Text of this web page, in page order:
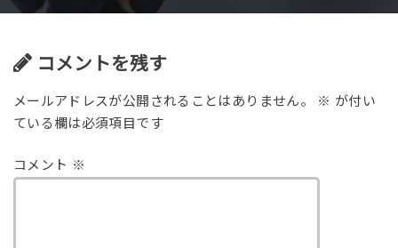
コメントを残す
メールアドレスが公開されることはありません。 ※ が付い
ている欄は必須項目です
コメント ※